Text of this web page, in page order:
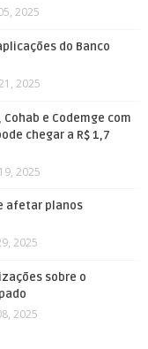
2025
do Banco
2025
Cohab e Codemge com
chegar a R$ 1,7
2025
afetar planos
2025
sobre o
2025